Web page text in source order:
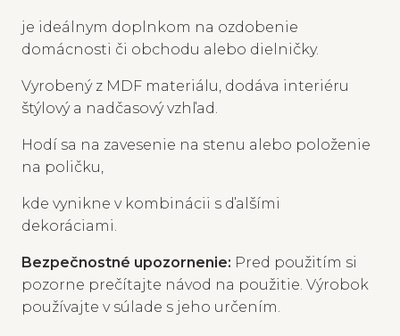
je ideálnym doplnkom na ozdobenie
domácnosti či obchodu alebo dielničky.
Vyrobený z MDF materiálu, dodáva interiéru
štýlový a nadčasový vzhľad.
Hodí sa na zavesenie na stenu alebo položenie
na poličku,
kde vynikne v kombinácii s ďalšími
dekoráciami.
Bezpečnostné upozornenie: Pred použitím si
pozorne prečítajte návod na použitie. Výrobok
používajte v súlade s jeho určením.